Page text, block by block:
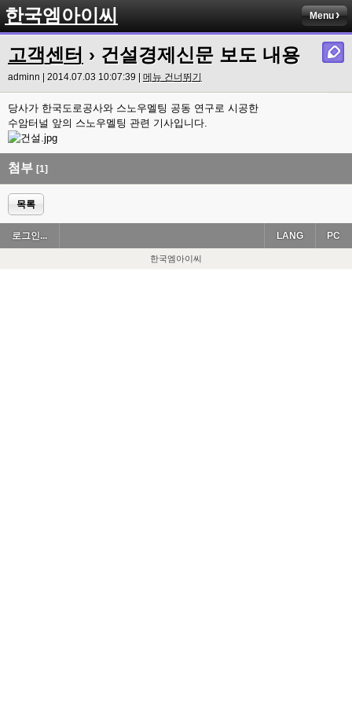
한국엠아이씨 Menu
고객센터 › 건설경제신문 보도 내용
adminn | 2014.07.03 10:07:39 | 메뉴 건너뛰기
당사가 한국도로공사와 스노우멜팅 공동 연구로 시공한
수암터널 앞의 스노우멜팅 관련 기사입니다.
첨부 [1]
목록
로그인... PC
LANG
한국엠아이씨